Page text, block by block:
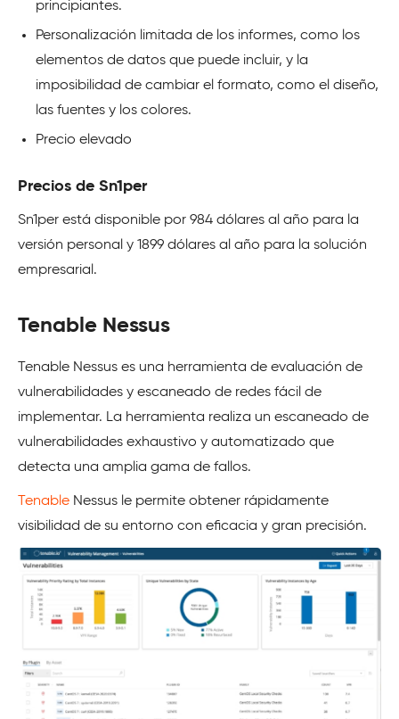
principiantes.
Personalización limitada de los informes, como los
elementos de datos que puede incluir, y la
imposibilidad de cambiar el formato, como el diseño,
las fuentes y los colores.
Precio elevado
Precios de Sn1per
Sn1per está disponible por 984 dólares al año para la
versión personal y 1899 dólares al año para la solución
empresarial.
Tenable Nessus
Tenable Nessus es una herramienta de evaluación de
vulnerabilidades y escaneado de redes fácil de
implementar. La herramienta realiza un escaneado de
vulnerabilidades exhaustivo y automatizado que
detecta una amplia gama de fallos.
Tenable Nessus le permite obtener rápidamente
visibilidad de su entorno con eficacia y gran precisión.